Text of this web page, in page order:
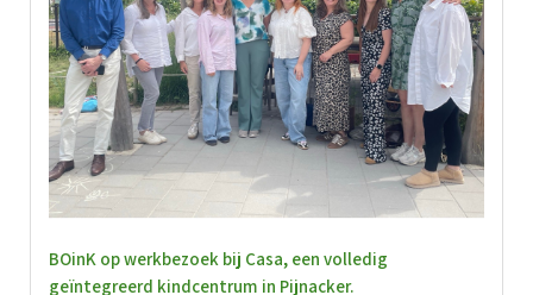
BOinK op werkbezoek bij Casa, een volledig
geïntegreerd kindcentrum in Pijnacker.